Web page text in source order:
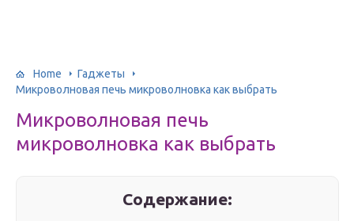
Home
Гаджеты
Микроволновая печь микроволновка как выбрать
Микроволновая печь
микроволновка как выбрать
Содержание: